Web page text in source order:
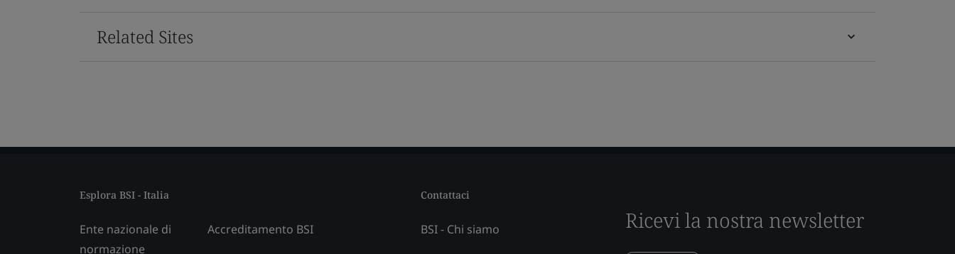
Related Sites
Esplora BSI - Italia
Ente nazionale di
normazione
Accreditamento BSI
Contattaci
BSI - Chi siamo Ricevi la nostra newsletter